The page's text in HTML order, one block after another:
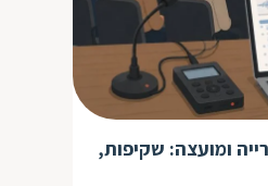
ומועצה: שקיפות,